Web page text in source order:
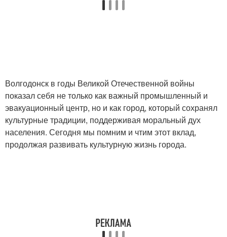
Волгодонск в годы Великой Отечественной войны
показал себя не только как важный промышленный и
эвакуационный центр, но и как город, который сохранял
культурные традиции, поддерживая моральный дух
населения. Сегодня мы помним и чтим этот вклад,
продолжая развивать культурную жизнь города.